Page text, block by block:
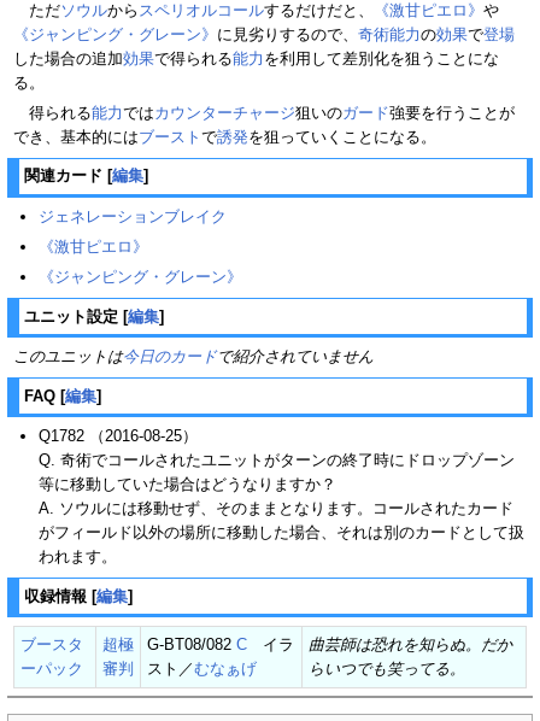
ただソウルから スペリオルコールするだけだと、 《激甘ピエロ》 や
《ジャンピング・グレーン》 に見劣りするので、 奇術能力の効果で登場
した場合の追加効果で得られる能力 を利用して差別化を狙うことにな
る。
得られる能力ではカウンターチャージ狙いのガード強要を行うことが
でき、基本的にはブースト で誘発を狙っていくことになる。
関連カード [編集]
ジェネレーションブレイク
《激甘ピエロ》
《ジャンピング・グレーン》
ユニット設定 [編集]
このユニットは今日のカードで紹介されていません
FAQ [編集]
Q1782 （2016-08-25）
Q. 奇術でコールされたユニットがターンの終了時にドロップゾーン
等に移動していた場合はどうなりますか？
A. ソウルには移動せず、そのままとなります。コールされたカード
がフィールド以外の場所に移動した場合、それは別のカードとして扱
われます。
収録情報 [編集]
ブースタ
ーパック
超極
審判
G-BT08/082 C イラ
スト／むなぁげ
曲芸師は恐れを知らぬ。だか
らいつでも笑ってる。